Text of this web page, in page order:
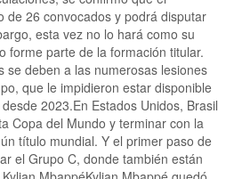
de 26 convocados y podrá disputar
esta vez no lo hará como su
forme parte de la formación titular.
se deben a las numerosas lesiones
que le impidieron estar disponible
2023.En Estados Unidos, Brasil
Copa del Mundo y terminar con la
título mundial. Y el primer paso de
el Grupo C, donde también están